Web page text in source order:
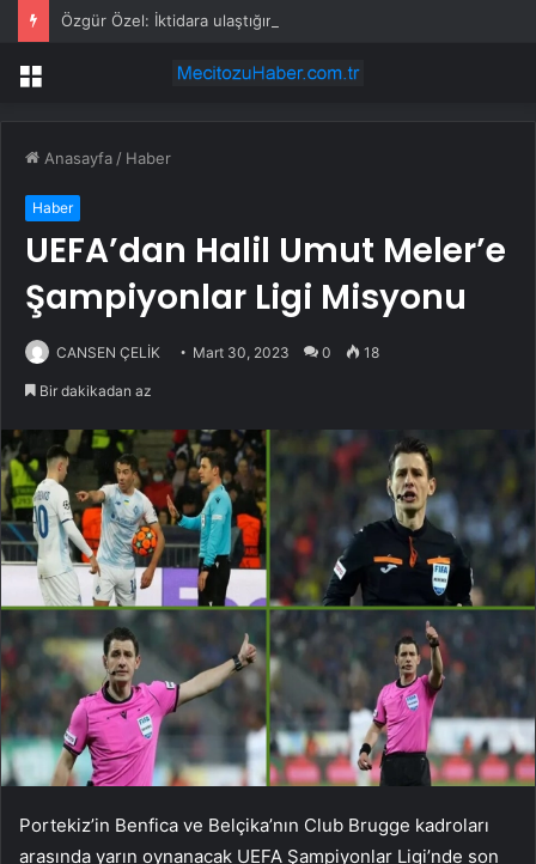
Menü
Anasayfa / Haber
Haber
UEFA’dan Halil Umut Meler’e
Şampiyonlar Ligi Misyonu
CANSEN ÇELİK Mart 30, 2023 0 18
Bir dakikadan az
Portekiz’in Benfica ve Belçika’nın Club Brugge kadroları
arasında yarın oynanacak UEFA Şampiyonlar Ligi’nde son